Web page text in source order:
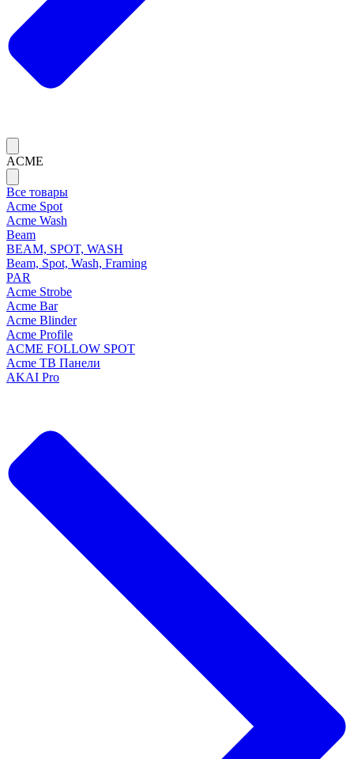
ACME
Все товары
Acme Spot
Acme Wash
Beam
BEAM, SPOT, WASH
Beam, Spot, Wash, Framing
PAR
Acme Strobe
Acme Bar
Acme Blinder
Acme Profile
ACME FOLLOW SPOT
Acme ТВ Панели
AKAI Pro